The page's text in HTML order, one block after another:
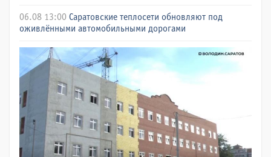
06.08 13:00 Саратовские теплосети обновляют под
оживлёнными автомобильными дорогами